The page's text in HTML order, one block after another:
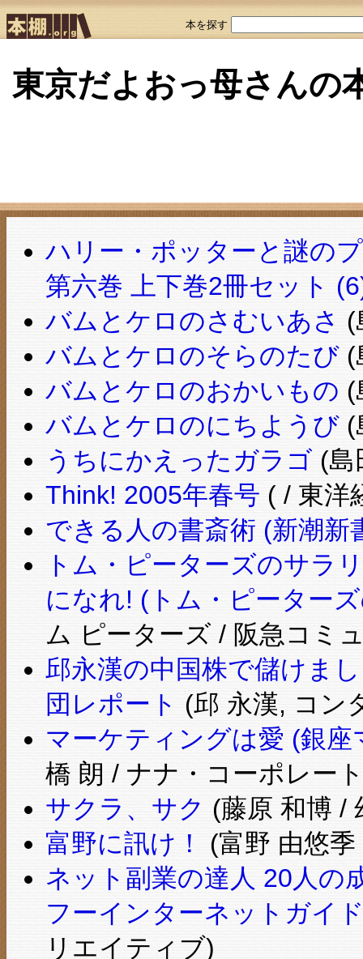
本を探す
東京だよおっ母さんの
ハリー・ポッターと謎の
第六巻 上下巻2冊セット
バムとケロのさむいあさ (
バムとケロのそらのたび(
バムとケロのおかいもの (
バムとケロのにちようび(
うちにかえったガラゴ(島
Think! 2005年春号 ( / 東洋
できる人の書斎術 (新潮新
トム・ピーターズのサラ
になれ! (トム・ピーター
ム ピーターズ / 阪急コミ
邱永漢の中国株で儲けま
団レポート (邱 永漢, コン
マーケティングは愛 (銀
橋 朗 / ナナ・コーポレー
サクラ、サク (藤原 和博 /
富野に訊け！
(富野 由悠
ネット副業の達人 20人の
フーインターネットガイ
リエイティブ)